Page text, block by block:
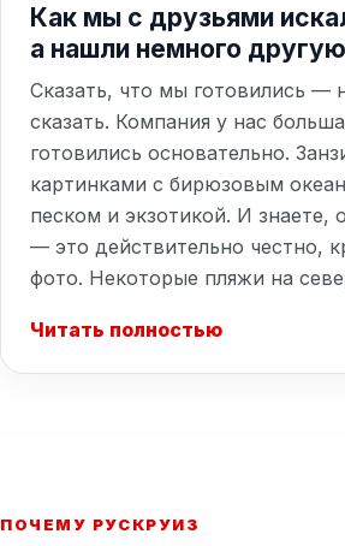
Как мы с друзьями
а нашли немного
Сказать, что мы готовились —
сказать. Компания у нас
готовились основательно.
картинками с бирюзовым
песком и экзотикой. И знаете,
— это действительно честно,
фото. Некоторые пляжи на
Читать полностью
ПОЧЕМУ РУСКРУИЗ